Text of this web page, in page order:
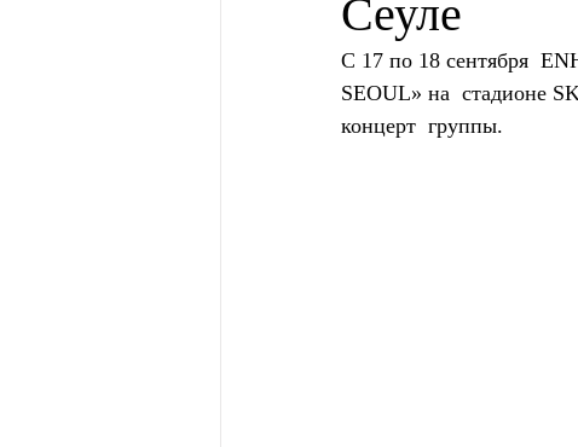
Сеуле
С 17 по 18 сентября
SEOUL» на  стадионе
концерт  группы.